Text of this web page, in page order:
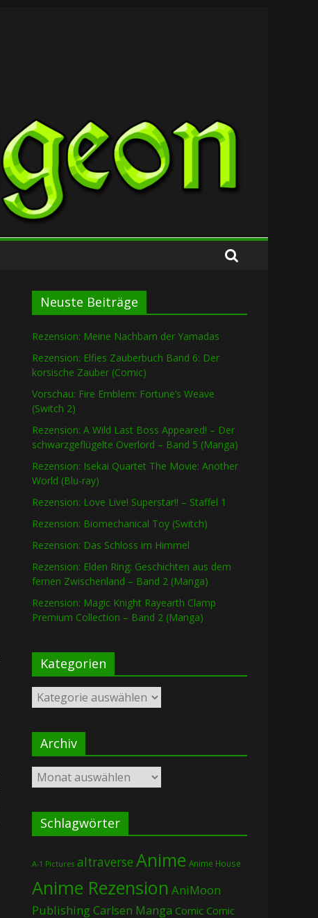
Neuste Beiträge
Rezension: Meine Nachbarn der Yamadas
Rezension: Elfies Zauberbuch Band 6: Der
korsische Zauber (Comic)
Vorschau: Fire Emblem: Fortune’s Weave
(Switch 2)
Rezension: A Wild Last Boss Appeared! – Der
schwarzgeflügelte Overlord – Band 5 (Manga)
Rezension: Isekai Quartet The Movie: Another
World (Blu-ray)
Rezension: Love Live! Superstar!! – Staffel 1
Rezension: Biomechanical Toy (Switch)
Rezension: Das Schloss im Himmel
Rezension: Elden Ring: Geschichten aus dem
fernen Zwischenland – Band 2 (Manga)
Rezension: Magic Knight Rayearth Clamp
Premium Collection – Band 2 (Manga)
Kategorien
Kategorien
Archiv
Archiv
Schlagwörter
A-1 Pictures altraverse Anime Anime House
Anime Rezension AniMoon
PublishingCarlsen Manga Comic Comic